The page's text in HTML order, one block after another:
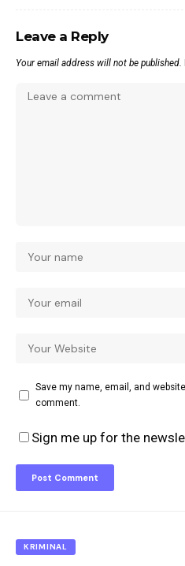
Leave a Reply
Your email address will not be published.
Save my name, email, and
comment.
Sign me up for the
KRIMINAL